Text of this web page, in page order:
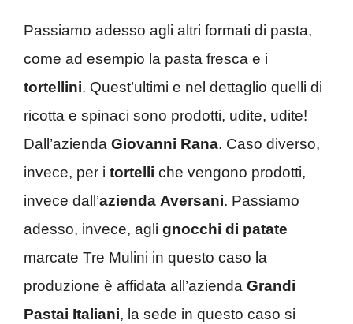
Passiamo adesso agli altri formati di pasta,
come ad esempio la pasta fresca e i
tortellini. Quest’ultimi e nel dettaglio quelli di
ricotta e spinaci sono prodotti, udite, udite!
Dall’azienda Giovanni Rana. Caso diverso,
invece, per i tortelli che vengono prodotti,
invece dall’azienda Aversani. Passiamo
adesso, invece, agli gnocchi di patate
marcate Tre Mulini in questo caso la
produzione è affidata all’azienda Grandi
Pastai Italiani, la sede in questo caso si